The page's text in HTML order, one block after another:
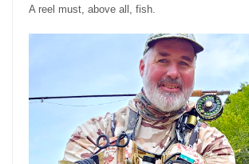
A reel must, above all, fish.